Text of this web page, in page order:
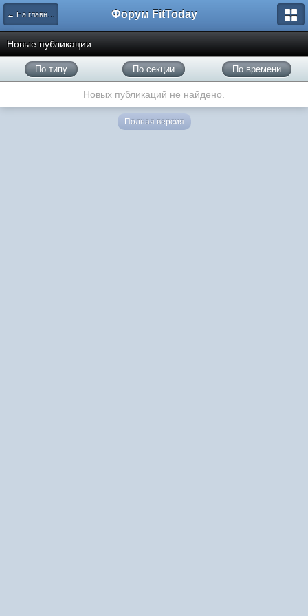
← На главную Форум FitToday
Новые публикации
По типу По секции По времени
Новых публикаций не найдено.
Полная версия